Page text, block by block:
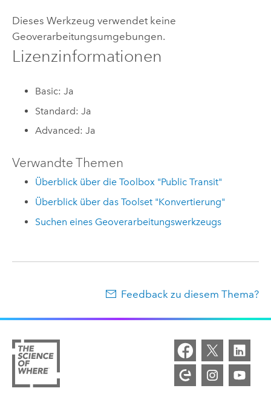
Dieses Werkzeug verwendet keine
Geoverarbeitungsumgebungen.
Lizenzinformationen
Basic: Ja
Standard: Ja
Advanced: Ja
Verwandte Themen
Überblick über die Toolbox "Public Transit"
Überblick über das Toolset "Konvertierung"
Suchen eines Geoverarbeitungswerkzeugs
Feedback zu diesem Thema?